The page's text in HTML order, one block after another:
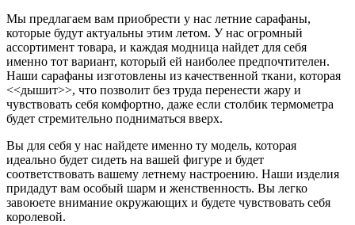
Мы предлагаем вам приобрести у нас летние сарафаны,
которые будут актуальны этим летом. У нас огромный
ассортимент товара, и каждая модница найдет для себя
именно тот вариант, который ей наиболее предпочтителен.
Наши сарафаны изготовлены из качественной ткани, которая
<<дышит>>, что позволит без труда перенести жару и
чувствовать себя комфортно, даже если столбик термометра
будет стремительно подниматься вверх.
Вы для себя у нас найдете именно ту модель, которая
идеально будет сидеть на вашей фигуре и будет
соответствовать вашему летнему настроению. Наши изделия
придадут вам особый шарм и женственность. Вы легко
завоюете внимание окружающих и будете чувствовать себя
королевой.